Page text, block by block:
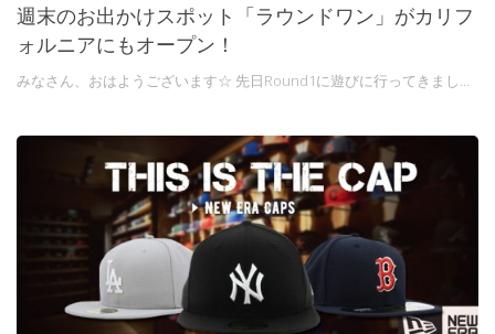
週末のお出かけスポット「ラウンドワン」がカリフ
ォルニアにもオープン！
みなさん、おはようございます☆ 先日Round1に遊びに行ってきまし...